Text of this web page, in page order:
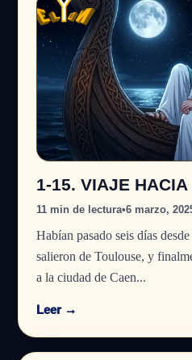
1-15. VIAJE
11 min de lectura•6 marzo,
Habían pasado seis días
salieron de Toulouse, y
a la ciudad de Caen...
Leer →